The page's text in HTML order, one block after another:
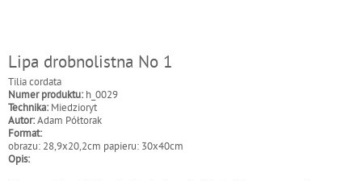
Lipa drobnolistna No 1
Tilia cordata
Numer produktu: h_0029
Technika: Miedzioryt
Autor:Adam Półtorak
Format:
obrazu: 28,9x20,2cm papieru: 30x40cm
Opis: